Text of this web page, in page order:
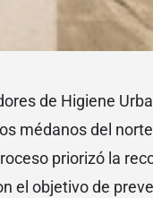
de Higiene
médanos del
priorizó la
el objetivo de